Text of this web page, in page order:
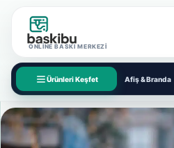
ONLINE BASKI MERKEZI
Ürünleri Keşfet Afiş & Branda